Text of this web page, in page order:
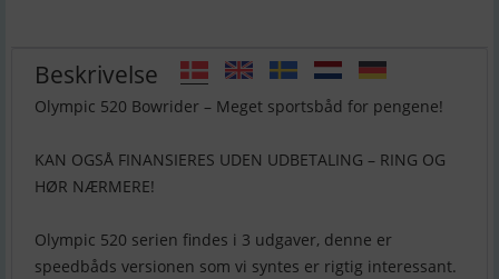
Beskrivelse
Olympic 520 Bowrider – Meget sportsbåd for pengene!
KAN OGSÅ FINANSIERES UDEN UDBETALING – RING OG
HØR NÆRMERE!
Olympic 520 serien findes i 3 udgaver, denne er
speedbåds versionen som vi syntes er rigtig interessant.